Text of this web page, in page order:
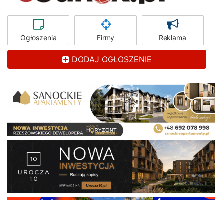
Ogłoszenia Firmy Reklama
DODAJ OGŁOSZENIE